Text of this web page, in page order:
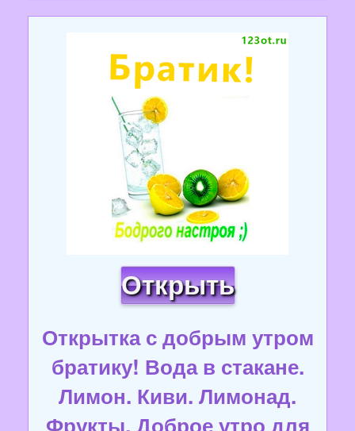
Открыть
Открытка с добрым утром
братику! Вода в стакане.
Лимон. Киви. Лимонад.
Фрукты. Доброе утро для